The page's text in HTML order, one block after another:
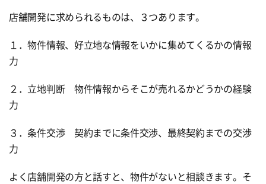
店舗開発に求められるものは、３つあります。
１．物件情報、好立地な情報をいかに集めてくるかの情報
力
２．立地判断 物件情報からそこが売れるかどうかの経験
力
３．条件交渉 契約までに条件交渉、最終契約までの交渉
力
よく店舗開発の方と話すと、物件がないと相談きます。そ